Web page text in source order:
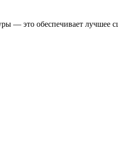
— это обеспечивает лучшее